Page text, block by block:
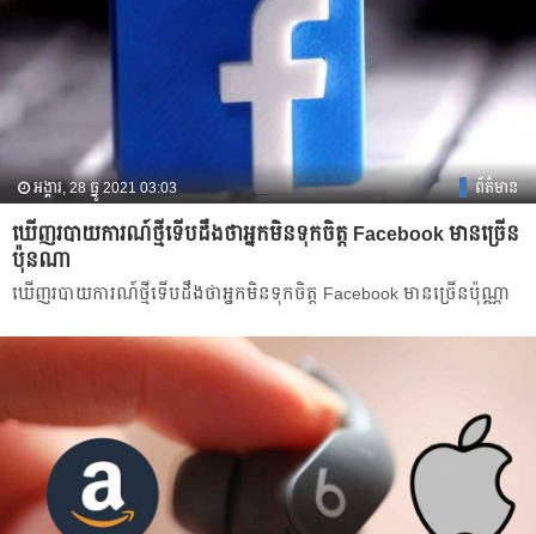
អង្គារ, 28 ធ្នូ 2021 03:03 ព័ត៌មាន
ឃើញរបាយការណ៍ថ្មីទើបដឹងថាអ្នកមិនទុកចិត្ត Facebook មានច្រើន
ប៉ុនណា
ឃើញរបាយការណ៍ថ្មីទើបដឹងថាអ្នកមិនទុកចិត្ត Facebook មានច្រើនប៉ុណ្ណា